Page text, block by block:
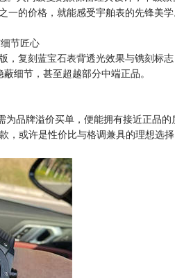
一的价格，就能感受宇舶表的先锋美学
节匠心
复刻蓝宝石表背透光效果与镌刻标志
细节，甚至超越部分中端正品。
品牌溢价买单，便能拥有接近正品
，或许是性价比与格调兼具的理想选